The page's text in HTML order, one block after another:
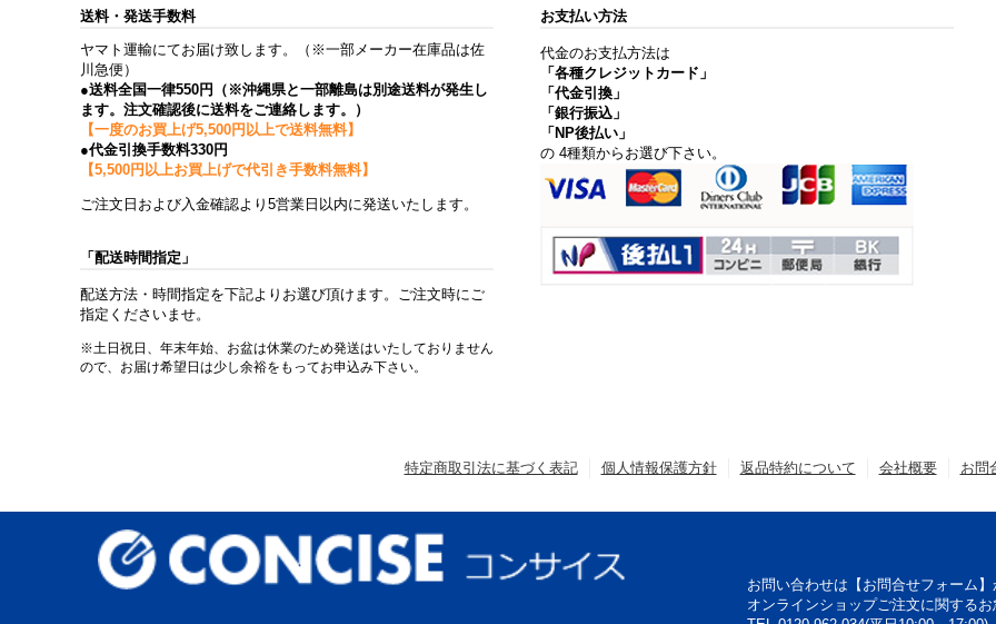
送料・発送手数料
ヤマト運輸にてお届け致します。（※一部メーカー在庫品は佐
川急便）
●送料全国一律550円（※沖縄県と一部離島は別途送料が発生し
ます。注文確認後に送料をご連絡します。）
【一度のお買上げ5,500円以上で送料無料】
●代金引換手数料330円
【5,500円以上お買上げで代引き手数料無料】
ご注文日および入金確認より5営業日以内に発送いたします。
「配送時間指定」
配送方法・時間指定を下記よりお選び頂けます。ご注文時にご
指定くださいませ。
※土日祝日、年末年始、お盆は休業のため発送はいたしておりません
ので、お届け希望日は少し余裕をもってお申込み下さい。
お支払い方法
代金のお支払方法は
「各種クレジットカード」
「代金引換」
「銀行振込」
「NP後払い」
の 4種類からお選び下さい。
特定商取引法に基づく表記 個人情報保護方針 返品特約について 会社概要 お問
お問い合わせは【お問合せフォーム
オンラインショップご注文に関する